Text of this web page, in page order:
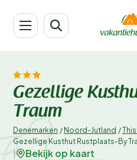
Gezellige
Traum
Denemarken / Noord-Jutland /
Gezellige Kusthut Rustplaats-By
Bekijk op kaart